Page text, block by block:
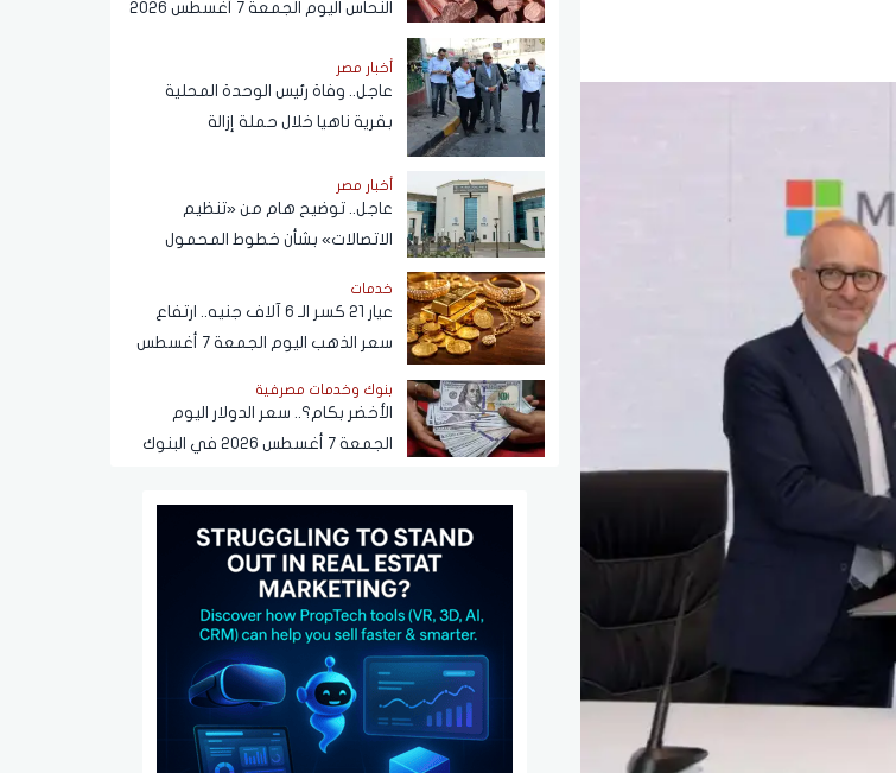
النحاس اليوم الجمعة 7 أغسطس 2026
أخبار مصر
عاجل.. وفاة رئيس الوحدة المحلية
بقرية ناهيا خلال حملة إزالة
أخبار مصر
عاجل.. توضيح هام من «تنظيم
الاتصالات» بشأن خطوط المحمول
خدمات
عيار 21 كسر الـ 6 آلاف جنيه.. ارتفاع
سعر الذهب اليوم الجمعة 7 أغسطس
بنوك وخدمات مصرفية
الأخضر بكام؟.. سعر الدولار اليوم
الجمعة 7 أغسطس 2026 في البنوك